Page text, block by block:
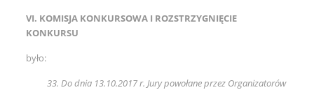
VI. KOMISJA KONKURSOWA I ROZSTRZYGNIĘCIE
KONKURSU
było:
33. Do dnia 13.10.2017 r. Jury powołane przez Organizatorów